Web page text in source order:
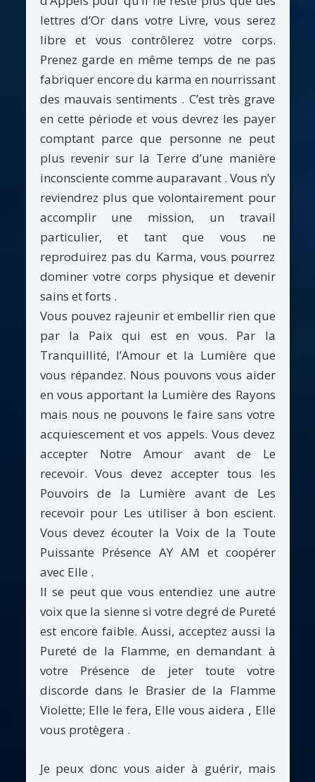
lettres d’Or dans votre Livre, vous serez
libre et vous contrôlerez votre corps.
Prenez garde en même temps de ne pas
fabriquer encore du karma en nourrissant
des mauvais sentiments . C’est très grave
en cette période et vous devrez les payer
comptant parce que personne ne peut
plus revenir sur la Terre d’une manière
inconsciente comme auparavant . Vous n’y
reviendrez plus que volontairement pour
accomplir une mission, un travail
particulier, et tant que vous ne
reproduirez pas du Karma, vous pourrez
dominer votre corps physique et devenir
sains et forts .
Vous pouvez rajeunir et embellir rien que
par la Paix qui est en vous. Par la
Tranquillité, l’Amour et la Lumière que
vous répandez. Nous pouvons vous aider
en vous apportant la Lumière des Rayons
mais nous ne pouvons le faire sans votre
acquiescement et vos appels. Vous devez
accepter Notre Amour avant de Le
recevoir. Vous devez accepter tous les
Pouvoirs de la Lumière avant de Les
recevoir pour Les utiliser à bon escient.
Vous devez écouter la Voix de la Toute
Puissante Présence AY AM et coopérer
avec Elle .
Il se peut que vous entendiez une autre
voix que la sienne si votre degré de Pureté
est encore faible. Aussi, acceptez aussi la
Pureté de la Flamme, en demandant à
votre Présence de jeter toute votre
discorde dans le Brasier de la Flamme
Violette; Elle le fera, Elle vous aidera , Elle
vous protègera .
Je peux donc vous aider à guérir, mais